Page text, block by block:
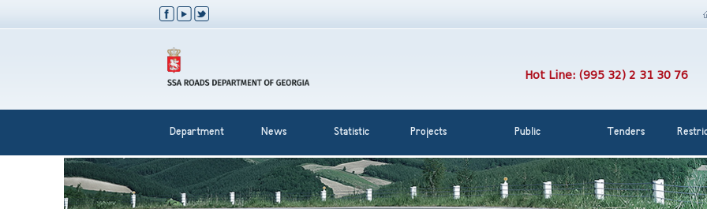
Hot Line: (995 32) 2 31 30 76
Department News Statistic Projects Public Tenders